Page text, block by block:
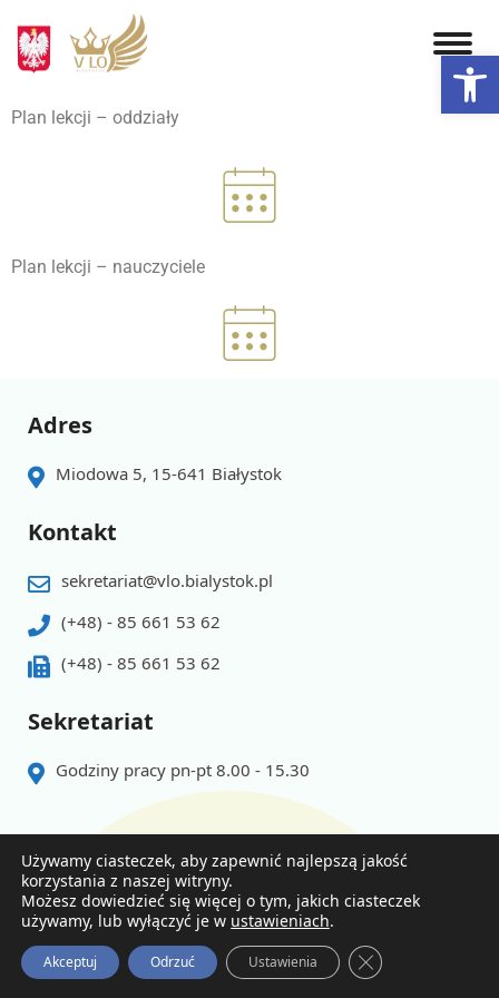
Plan lekcji – oddziały
Plan lekcji – nauczyciele
Adres
Miodowa 5, 15-641 Białystok
Kontakt
sekretariat@vlo.bialystok.pl
(+48) - 85 661 53 62
(+48) - 85 661 53 62
Sekretariat
Godziny pracy pn-pt 8.00 - 15.30
© 2026 Powered by V LO
Polityka prywatności Deklaracja dostępnosci
Używamy ciasteczek, aby zapewnić najlepszą jakość
korzystania z naszej witryny.
Możesz dowiedzieć się więcej o tym, jakich ciasteczek
używamy, lub wyłączyć je w ustawieniach.
Akceptuj Odrzuć Ustawienia Zamknij Panel